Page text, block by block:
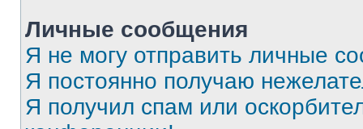
Личные сообщения
Я не могу отправить личные
Я постоянно получаю
Я получил спам или